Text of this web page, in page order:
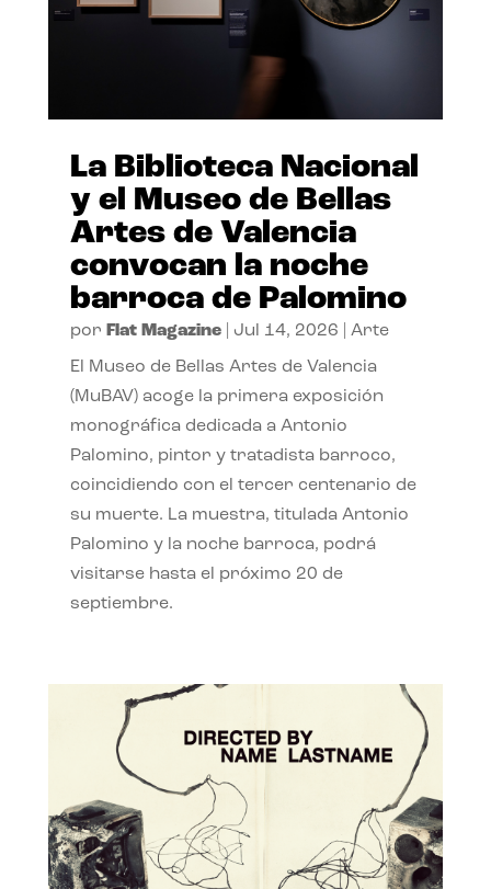
La Biblioteca Nacional
y el Museo de Bellas
Artes de Valencia
convocan la noche
barroca de Palomino
por Flat Magazine| Jul 14, 2026 Arte
El Museo de Bellas Artes de Valencia
(MuBAV) acoge la primera exposición
monográfica dedicada a Antonio
Palomino, pintor y tratadista barroco,
coincidiendo con el tercer centenario de
su muerte. La muestra, titulada Antonio
Palomino y la noche barroca, podrá
visitarse hasta el próximo 20 de
septiembre.